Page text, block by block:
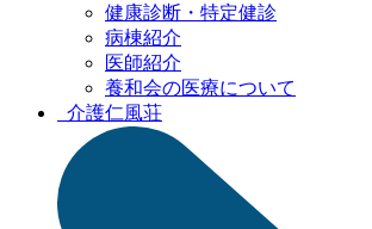
健康診断・特定健診
病棟紹介
医師紹介
養和会の医療について
介護仁風荘